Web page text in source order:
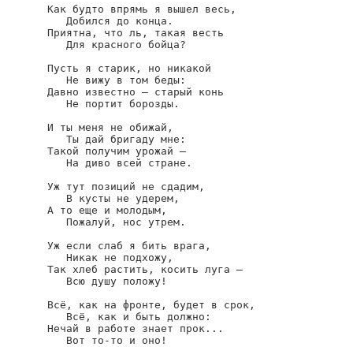
Как будто впрямь я вышел весь,
   Добился до конца.
Приятна, что ль, такая весть
   Для красного бойца?
Пусть я старик, но никакой
   Не вижу в том беды:
Давно известно — старый конь
   Не портит борозды.
И ты меня не обижай,
   Ты дай бригаду мне:
Такой получим урожай —
   На диво всей стране.
Уж тут позиций не сдадим,
   В кусты не удерем,
А то еще и молодым,
   Пожалуй, нос утрем.
Уж если слаб я бить врага,
   Никак не подхожу,
Так хлеб растить, косить луга —
   Всю душу положу!
Всё, как на фронте, будет в срок,
   Всё, как и быть должно:
Нечай в работе знает прок...
   Вот то-то и оно!